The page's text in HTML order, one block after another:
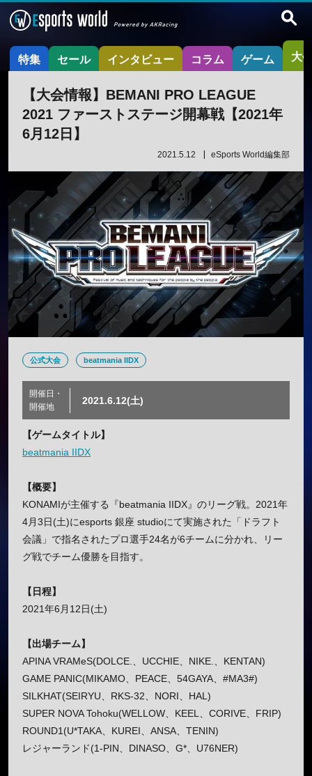
特集 セール インタビュー コラム ゲーム 大
【大会情報】BEMANI PRO LEAGUE
2021 ファーストステージ開幕戦【2021年
6月12日】
2021.5.12 eSports World編集部
公式大会 beatmania IIDX
開催日・
開催地
2021.6.12(土)
【ゲームタイトル】
beatmania IIDX
【概要】
KONAMIが主催する『beatmania IIDX』のリーグ戦。2021年
4月3日(土)にesports 銀座 studioにて実施された「ドラフト
会議」で指名されたプロ選手24名が6チームに分かれ、リー
グ戦でチーム優勝を目指す。
【日程】
2021年6月12日(土)
【出場チーム】
APINA VRAMeS(DOLCE.、UCCHIE、NIKE.、KENTAN)
GAME PANIC(MIKAMO、PEACE、54GAYA、#MA3#)
SILKHAT(SEIRYU、RKS-32、NORI、HAL)
SUPER NOVA Tohoku(WELLOW、KEEL、CORIVE、FRIP)
ROUND1(U*TAKA、KUREI、ANSA、TENIN)
レジャーランド(1-PIN、DINASO、G*、U76NER)